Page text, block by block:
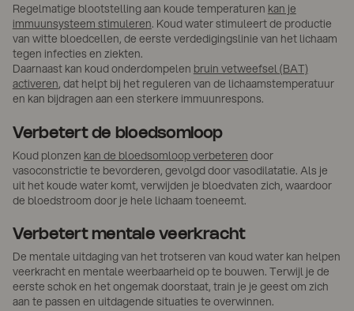
Regelmatige blootstelling aan koude temperaturen kan je
immuunsysteem stimuleren. Koud water stimuleert de productie
van witte bloedcellen, de eerste verdedigingslinie van het lichaam
tegen infecties en ziekten.
Daarnaast kan koud onderdompelen bruin vetweefsel (BAT)
activeren, dat helpt bij het reguleren van de lichaamstemperatuur
en kan bijdragen aan een sterkere immuunrespons.
Verbetert de bloedsomloop
Koud plonzen kan de bloedsomloop verbeteren door
vasoconstrictie te bevorderen, gevolgd door vasodilatatie. Als je
uit het koude water komt, verwijden je bloedvaten zich, waardoor
de bloedstroom door je hele lichaam toeneemt.
Verbetert mentale veerkracht
De mentale uitdaging van het trotseren van koud water kan helpen
veerkracht en mentale weerbaarheid op te bouwen. Terwijl je de
eerste schok en het ongemak doorstaat, train je je geest om zich
aan te passen en uitdagende situaties te overwinnen.